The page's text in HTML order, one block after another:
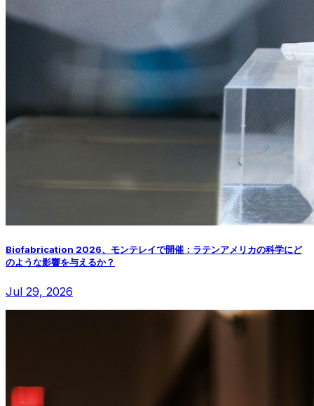
Biofabrication 2026、モンテレイで開催：ラテンアメリカの科学にど
のような影響を与えるか？
Jul 29, 2026